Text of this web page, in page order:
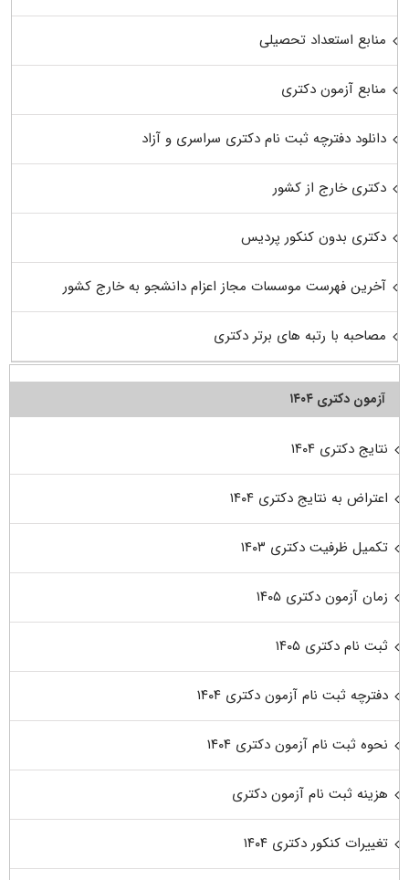
منابع استعداد تحصیلی
منابع آزمون دکتری
دانلود دفترچه ثبت نام دکتری سراسری و آزاد
دکتری خارج از کشور
دکتری بدون کنکور پردیس
آخرین فهرست موسسات مجاز اعزام دانشجو به خارج کشور
مصاحبه با رتبه های برتر دکتری
آزمون دکتری ۱۴۰۴
نتایج دکتری ۱۴۰۴
اعتراض به نتایج دکتری ۱۴۰۴
تکمیل ظرفیت دکتری ۱۴۰۳
زمان آزمون دکتری ۱۴۰۵
ثبت نام دکتری ۱۴۰۵
دفترچه ثبت نام آزمون دکتری ۱۴۰۴
نحوه ثبت نام آزمون دکتری ۱۴۰۴
هزینه ثبت نام آزمون دکتری
تغییرات کنکور دکتری ۱۴۰۴